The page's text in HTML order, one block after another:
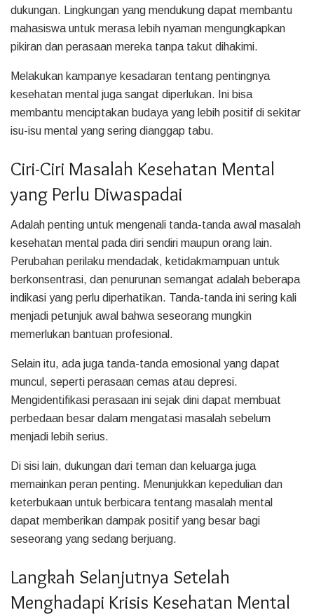
dukungan. Lingkungan yang mendukung dapat membantu
mahasiswa untuk merasa lebih nyaman mengungkapkan
pikiran dan perasaan mereka tanpa takut dihakimi.
Melakukan kampanye kesadaran tentang pentingnya
kesehatan mental juga sangat diperlukan. Ini bisa
membantu menciptakan budaya yang lebih positif di sekitar
isu-isu mental yang sering dianggap tabu.
Ciri-Ciri Masalah Kesehatan Mental
yang Perlu Diwaspadai
Adalah penting untuk mengenali tanda-tanda awal masalah
kesehatan mental pada diri sendiri maupun orang lain.
Perubahan perilaku mendadak, ketidakmampuan untuk
berkonsentrasi, dan penurunan semangat adalah beberapa
indikasi yang perlu diperhatikan. Tanda-tanda ini sering kali
menjadi petunjuk awal bahwa seseorang mungkin
memerlukan bantuan profesional.
Selain itu, ada juga tanda-tanda emosional yang dapat
muncul, seperti perasaan cemas atau depresi.
Mengidentifikasi perasaan ini sejak dini dapat membuat
perbedaan besar dalam mengatasi masalah sebelum
menjadi lebih serius.
Di sisi lain, dukungan dari teman dan keluarga juga
memainkan peran penting. Menunjukkan kepedulian dan
keterbukaan untuk berbicara tentang masalah mental
dapat memberikan dampak positif yang besar bagi
seseorang yang sedang berjuang.
Langkah Selanjutnya Setelah
Menghadapi Krisis Kesehatan Mental